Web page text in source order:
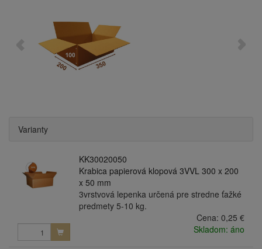
Varianty
KK30020050
Krabica papierová klopová 3VVL 300 x 200
x 50 mm
3vrstvová lepenka určená pre stredne ťažké
predmety 5-10 kg.
Cena: 0,25 €
Skladom: áno